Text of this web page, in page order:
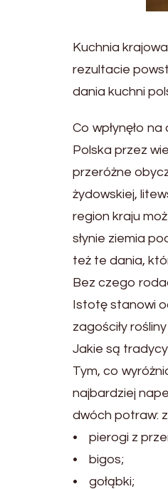
Kuchnia
rezultacie
dania kuchni
Co wpłynęło
Polska przez
przeróżne
żydowskiej,
region kraju
słynie ziemia
też te dania,
Bez czego
Istotę stanowi
zagościły
Jakie są
Tym, co
najbardziej
dwóch potraw:
• pierogi z
• bigos;
• gołąbki;